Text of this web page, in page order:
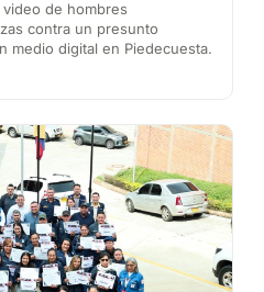
de hombres
contra un presunto
medio digital en Piedecuesta.